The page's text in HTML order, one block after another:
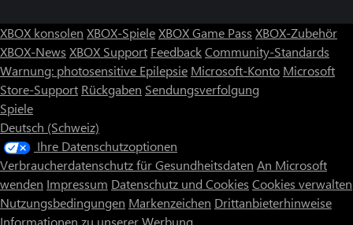
XBOX konsolen XBOX-SpieleXBOX Game Pass XBOX-Zubehör
XBOX-News XBOX Support FeedbackCommunity-Standards
Warnung: photosensitive Epilepsie Microsoft-Konto Microsoft
Store-Support Rückgaben Sendungsverfolgung
Spiele
Deutsch (Schweiz)
Ihre Datenschutzoptionen
Verbraucherdatenschutz für Gesundheitsdaten An Microsoft
wenden Impressum Datenschutz und Cookies Cookies verwalten
Nutzungsbedingungen Markenzeichen Drittanbieterhinweise
Informationen zu unserer Werbung